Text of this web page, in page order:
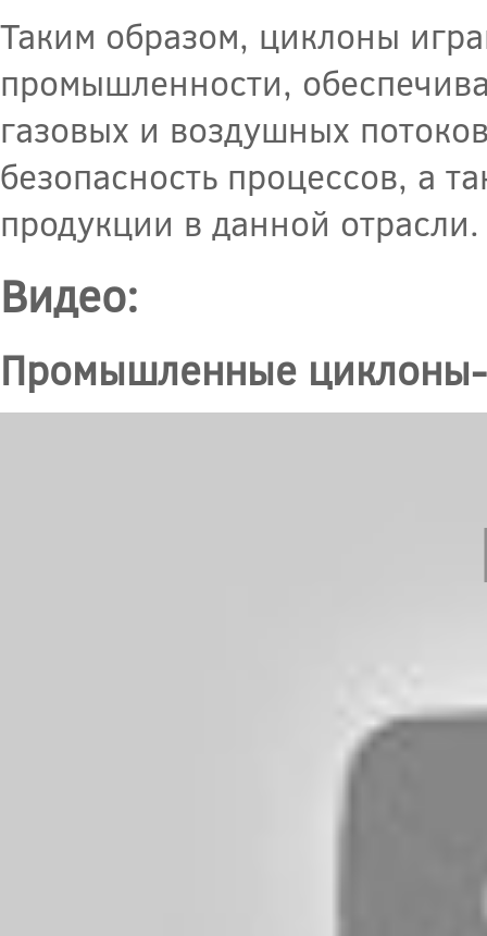
Таким образом, циклоны
промышленности,
газовых и воздушных
безопасность процессов, а
продукции в данной отрасли.
Видео:
Промышленные